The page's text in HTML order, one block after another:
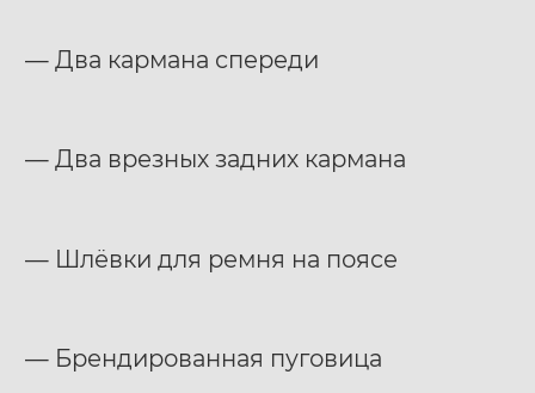
— Два кармана спереди
— Два врезных задних кармана
— Шлёвки для ремня на поясе
— Брендированная пуговица